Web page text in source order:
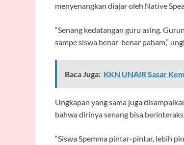
menyenangkan diajar oleh Native
“Senang kedatangan guru asing.
sampe siswa benar-benar paham,”
Baca Juga: KKN UNAIR Sasar
Ungkapan yang sama juga
bahwa dirinya senang bisa
“Siswa Spemma pintar-pintar, lebih